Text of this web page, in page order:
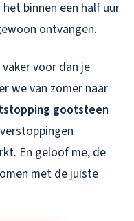
het binnen een half uur
ontvangen.
voor dan je
we van zomer naar
gootsteen
En geloof me, de
met de juiste